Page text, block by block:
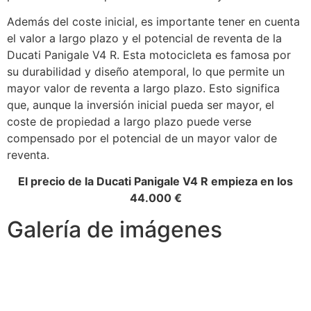
Además del coste inicial, es importante tener en cuenta
el valor a largo plazo y el potencial de reventa de la
Ducati Panigale V4 R. Esta motocicleta es famosa por
su durabilidad y diseño atemporal, lo que permite un
mayor valor de reventa a largo plazo. Esto significa
que, aunque la inversión inicial pueda ser mayor, el
coste de propiedad a largo plazo puede verse
compensado por el potencial de un mayor valor de
reventa.
El precio de la Ducati Panigale V4 R empieza en los
44.000 €
Galería de imágenes